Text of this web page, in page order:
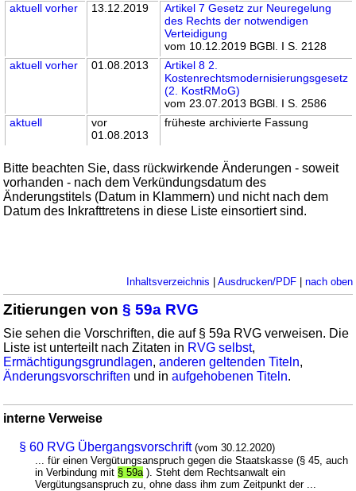
aktuell vorher 13.12.2019
Artikel 7 Gesetz zur Neuregelung
des Rechts der notwendigen
Verteidigung
vom 10.12.2019 BGBl. I S. 2128
aktuell vorher 01.08.2013
Artikel 8 2.
Kostenrechtsmodernisierungsgesetz
(2. KostRMoG)
vom 23.07.2013 BGBl. I S. 2586
aktuell
vor
01.08.2013
früheste archivierte Fassung
Bitte beachten Sie, dass rückwirkende Änderungen - soweit
vorhanden - nach dem Verkündungsdatum des
Änderungstitels (Datum in Klammern) und nicht nach dem
Datum des Inkrafttretens in diese Liste einsortiert sind.
Inhaltsverzeichnis | Ausdrucken/PDF| nach oben
Zitierungen von§ 59a RVG
Sie sehen die Vorschriften, die auf § 59a RVG verweisen. Die
Liste ist unterteilt nach Zitaten in RVG selbst,
Ermächtigungsgrundlagen,anderen geltenden Titeln,
Änderungsvorschriften und inaufgehobenen Titeln.
interne Verweise
§ 60 RVG Übergangsvorschrift (vom 30.12.2020)
... für einen Vergütungsanspruch gegen die Staatskasse (§ 45, auch
in Verbindung mit § 59a ). Steht dem Rechtsanwalt ein
Vergütungsanspruch zu, ohne dass ihm zum Zeitpunkt der ...